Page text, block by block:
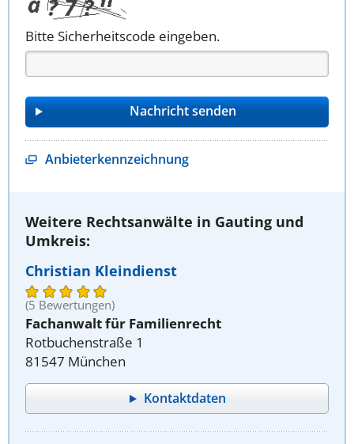
Bitte Sicherheitscode eingeben.
Anbieterkennzeichnung
Weitere Rechtsanwälte in Gauting und
Umkreis:
Christian Kleindienst
(5 Bewertungen)
Fachanwalt für Familienrecht
Rotbuchenstraße 1
81547 München
Kontaktdaten